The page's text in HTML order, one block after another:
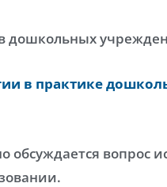
дошкольных
в практике
обсуждается вопрос